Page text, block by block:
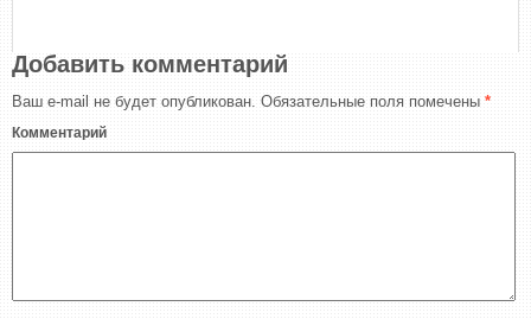
Добавить комментарий
Ваш e-mail не будет опубликован. Обязательные поля помечены *
Комментарий